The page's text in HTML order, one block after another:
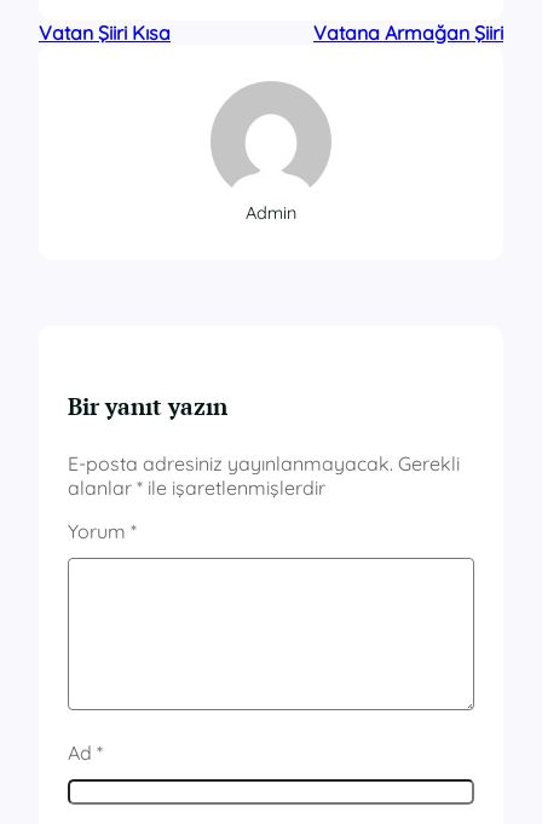
Vatan Şiiri Kısa Vatana Armağan Şiiri
Admin
Bir yanıt yazın
E-posta adresiniz yayınlanmayacak. Gerekli
alanlar * ile işaretlenmişlerdir
Yorum *
Ad *